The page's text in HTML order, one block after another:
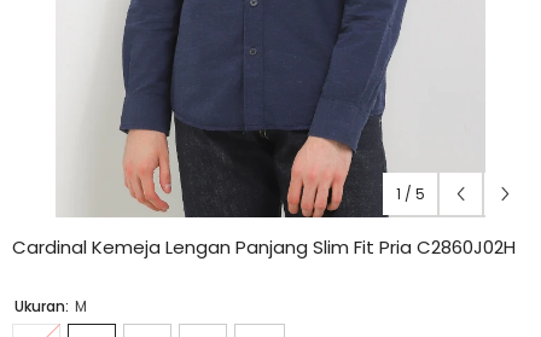
1 / 5
Cardinal Kemeja Lengan Panjang Slim Fit Pria C2860J02H
Ukuran: M